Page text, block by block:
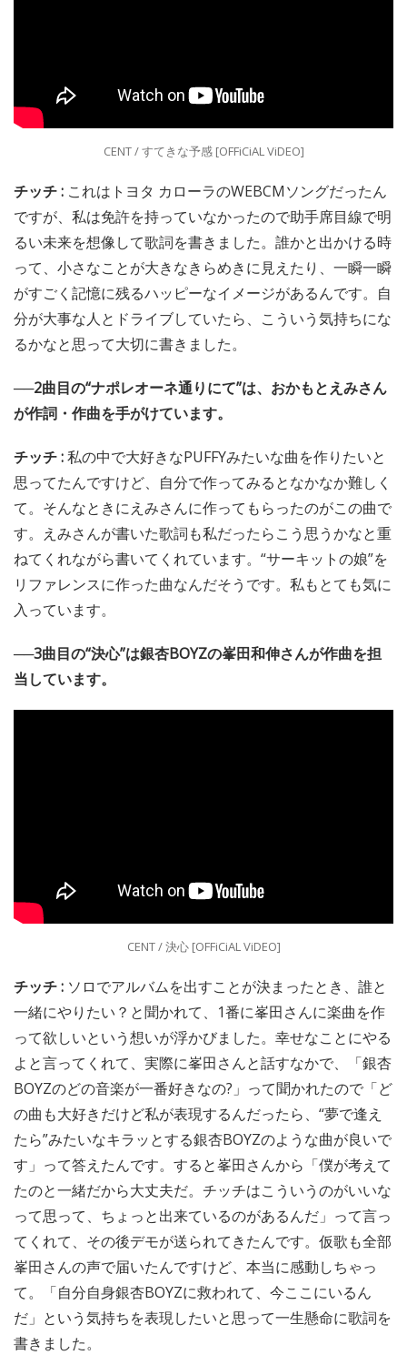
CENT / すてきな予感 [OFFiCiAL ViDEO]
チッチ : これはトヨタ カローラのWEBCMソングだったん
ですが、私は免許を持っていなかったので助手席目線で明
るい未来を想像して歌詞を書きました。誰かと出かける時
って、小さなことが大きなきらめきに見えたり、一瞬一瞬
がすごく記憶に残るハッピーなイメージがあるんです。自
分が大事な人とドライブしていたら、こういう気持ちにな
るかなと思って大切に書きました。
──2曲目の“ナポレオーネ通りにて”は、おかもとえみさん
が作詞・作曲を手がけています。
チッチ :私の中で大好きなPUFFYみたいな曲を作りたいと
思ってたんですけど、自分で作ってみるとなかなか難しく
て。そんなときにえみさんに作ってもらったのがこの曲で
す。えみさんが書いた歌詞も私だったらこう思うかなと重
ねてくれながら書いてくれています。“サーキットの娘”を
リファレンスに作った曲なんだそうです。私もとても気に
入っています。
──3曲目の“決心”は銀杏BOYZの峯田和伸さんが作曲を担
当しています。
CENT / 決心 [OFFiCiAL ViDEO]
チッチ : ソロでアルバムを出すことが決まったとき、誰と
一緒にやりたい？と聞かれて、1番に峯田さんに楽曲を作
って欲しいという想いが浮かびました。幸せなことにやる
よと言ってくれて、実際に峯田さんと話すなかで、「銀杏
BOYZのどの音楽が一番好きなの?」って聞かれたので「ど
の曲も大好きだけど私が表現するんだったら、“夢で逢え
たら”みたいなキラッとする銀杏BOYZのような曲が良いで
す」って答えたんです。すると峯田さんから「僕が考えて
たのと一緒だから大丈夫だ。チッチはこういうのがいいな
って思って、ちょっと出来ているのがあるんだ」って言っ
てくれて、その後デモが送られてきたんです。仮歌も全部
峯田さんの声で届いたんですけど、本当に感動しちゃっ
て。「自分自身銀杏BOYZに救われて、今ここにいるん
だ」という気持ちを表現したいと思って一生懸命に歌詞を
書きました。